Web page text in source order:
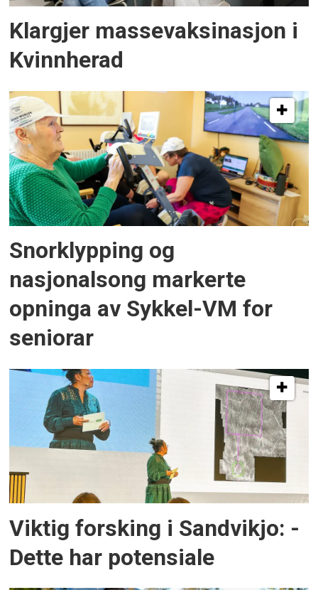
Klargjer massevaksinasjon i
Kvinnherad
Snorklypping og
nasjonalsong markerte
opninga av Sykkel-VM for
seniorar
Viktig forsking i Sandvikjo: -
Dette har potensiale